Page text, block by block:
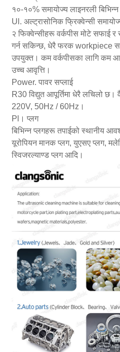
१०-१०% समायोज्य लाइनरली
Ul. अल्ट्रासोनिक फ्रिक्वेन्सी
२ फिक्वेन्सीहरू वर्कपीस मोटे सफाई र
गर्न सकिन्छ, धेरै फरक workpiece
उपयुक्त। कम वर्कपीसका लागि कम
उच्च आवृत्ति।
Power. पावर सप्लाई
R30 विद्युत आपूर्तिमा धेरै लचिलो
220V, 50Hz / 60Hz।
Pl। प्लग
बिभिन्न प्लगहरू तपाईको स्थानीय
यूरोपियन मानक प्लग, युएसए प्लग,
स्विजरल्याण्ड प्लग आदि।